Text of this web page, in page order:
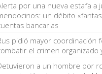
por una nueva estafa a
un débito
bancarias
pidió mayor coordinación
el crimen organizado
a un hombre por